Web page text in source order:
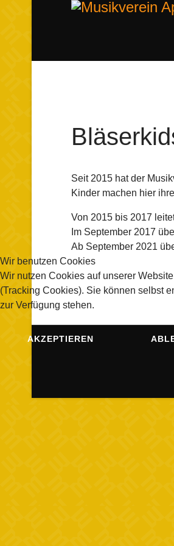
Seit 2015 hat der
Kinder machen hier
Von 2015 bis 2017
Im September 2017
Ab September 2021
Wir benutzen Cookies
Wir nutzen Cookies auf unserer
(Tracking Cookies). Sie können selbst
zur Verfügung stehen.
AKZEPTIEREN